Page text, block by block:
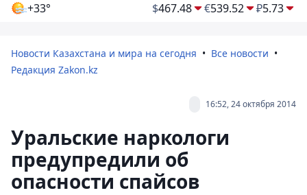
+33° $467.48 €539.52 ₽5.73
Новости Казахстана и мира на сегодня
Все новости
Редакция Zakon.kz
16:52, 24 октября 2014
Уральские наркологи
предупредили об
опасности спайсов